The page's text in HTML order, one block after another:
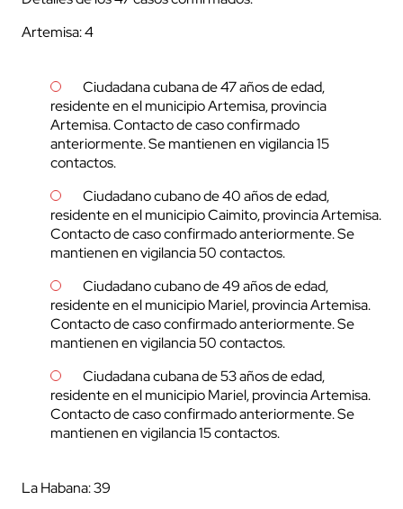
Artemisa: 4
Ciudadana cubana de 47 años de edad,
residente en el municipio Artemisa, provincia
Artemisa. Contacto de caso confirmado
anteriormente. Se mantienen en vigilancia 15
contactos.
Ciudadano cubano de 40 años de edad,
residente en el municipio Caimito, provincia Artemisa.
Contacto de caso confirmado anteriormente. Se
mantienen en vigilancia 50 contactos.
Ciudadano cubano de 49 años de edad,
residente en el municipio Mariel, provincia Artemisa.
Contacto de caso confirmado anteriormente. Se
mantienen en vigilancia 50 contactos.
Ciudadana cubana de 53 años de edad,
residente en el municipio Mariel, provincia Artemisa.
Contacto de caso confirmado anteriormente. Se
mantienen en vigilancia 15 contactos.
La Habana: 39